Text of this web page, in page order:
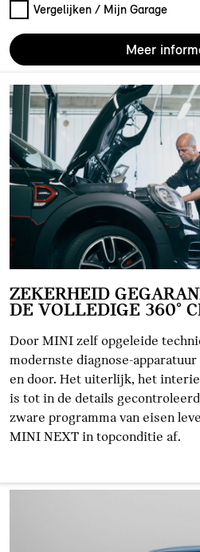
Vergelijken / Mijn Garage
Meer
ZEKERHEID
DE VOLLEDIGE 360°
Door MINI zelf opgeleide
modernste diagnose-
en door. Het uiterlijk, het
is tot in de details
zware programma van eisen
MINI NEXT in topconditie af.